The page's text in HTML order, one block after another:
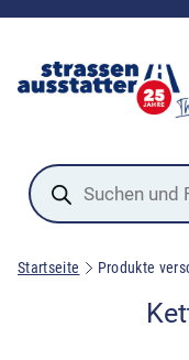
Products
search
Startseite Produkte